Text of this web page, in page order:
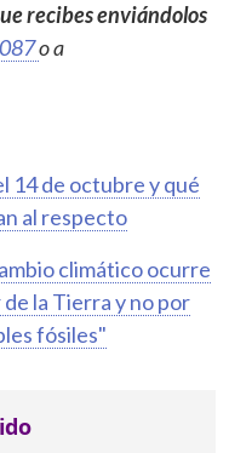
recibes enviándolos
o a
14 de octubre y qué
al respecto
climático ocurre
la Tierra y no por
fósiles"